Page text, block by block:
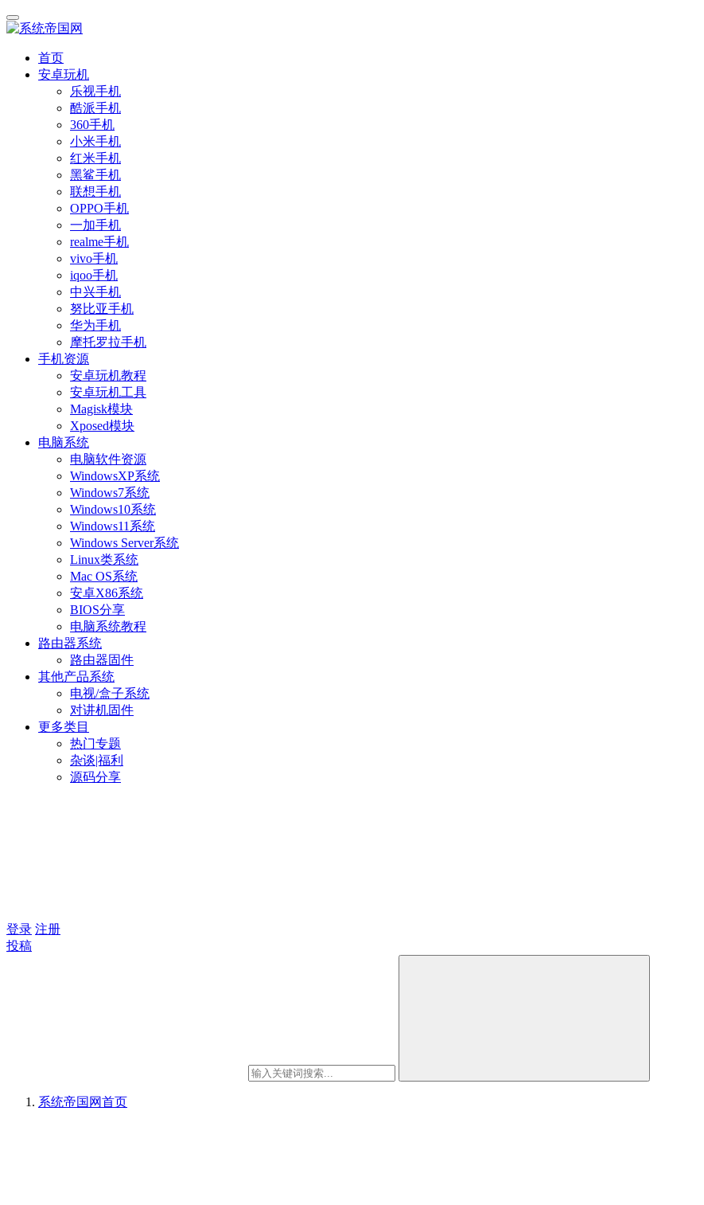
首页
安卓玩机
乐视手机
酷派手机
360手机
小米手机
红米手机
黑鲨手机
联想手机
OPPO手机
一加手机
realme手机
vivo手机
iqoo手机
中兴手机
努比亚手机
华为手机
摩托罗拉手机
手机资源
安卓玩机教程
安卓玩机工具
Magisk模块
Xposed模块
电脑系统
电脑软件资源
WindowsXP系统
Windows7系统
Windows10系统
Windows11系统
Windows Server系统
Linux类系统
Mac OS系统
安卓X86系统
BIOS分享
电脑系统教程
路由器系统
路由器固件
其他产品系统
电视/盒子系统
对讲机固件
更多类目
热门专题
杂谈|福利
源码分享
登录 注册
投稿
系统帝国网首页